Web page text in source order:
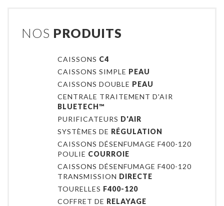
NOS PRODUITS
CAISSONS C4
CAISSONS SIMPLE PEAU
CAISSONS DOUBLE PEAU
CENTRALE TRAITEMENT D'AIR
BLUETECH™
PURIFICATEURS D'AIR
SYSTÈMES DE RÉGULATION
CAISSONS DÉSENFUMAGE F400-120
POULIE COURROIE
CAISSONS DÉSENFUMAGE F400-120
TRANSMISSION DIRECTE
TOURELLES F400-120
COFFRET DE RELAYAGE